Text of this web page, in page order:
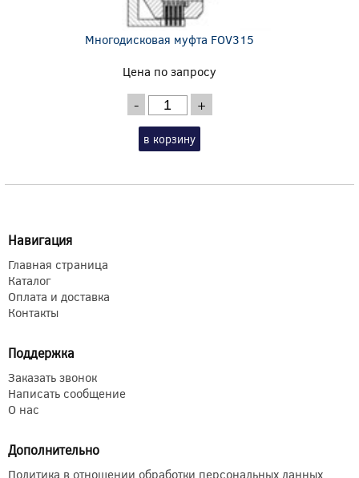
Многодисковая муфта FOV315
Цена по запросу
- +
в корзину
Навигация
Главная страница
Каталог
Оплата и доставка
Контакты
Поддержка
Заказать звонок
Написать сообщение
О нас
Дополнительно
Политика в отношении обработки персональных данных